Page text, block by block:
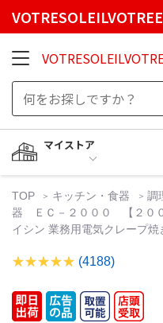
マイストア
TOP キッチン・食器 調
器 ＥＣ－２０００ 【２０
イシン 業務用電気クレープ
(4188)